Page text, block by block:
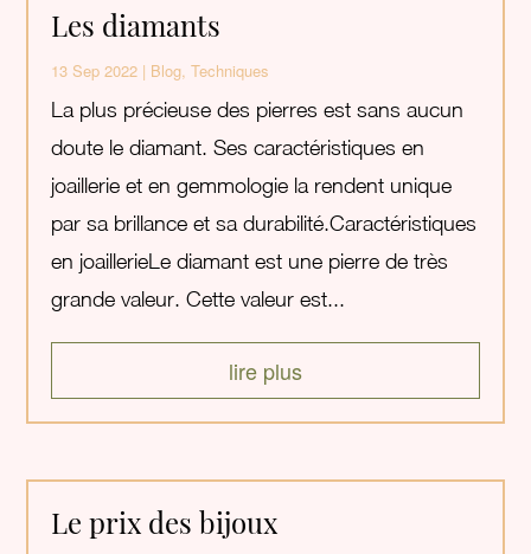
Les diamants
13 Sep 2022 | Blog,Techniques
La plus précieuse des pierres est sans aucun
doute le diamant. Ses caractéristiques en
joaillerie et en gemmologie la rendent unique
par sa brillance et sa durabilité.Caractéristiques
en joaillerieLe diamant est une pierre de très
grande valeur. Cette valeur est...
lire plus
Le prix des bijoux